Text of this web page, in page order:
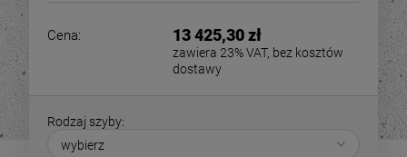
Cena: 13 425,30 zł
zawiera 23% VAT, bez kosztów
dostawy
Rodzaj szyby: